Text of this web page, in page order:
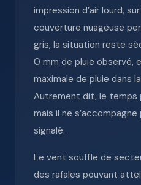
impression d’air lourd,
couverture nuageuse
gris, la situation reste
0 mm de pluie observé,
maximale de pluie dans
Autrement dit, le temps
mais il ne s’accompagne
signalé.
Le vent souffle de
des rafales pouvant